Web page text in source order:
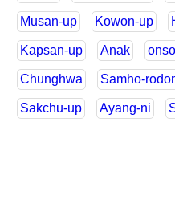
Musan-up Kowon-up
Kapsan-up Anak
Chunghwa Samho-
Sakchu-up Ayang-ni